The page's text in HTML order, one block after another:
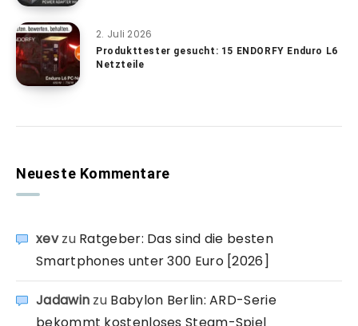
2. Juli 2026
Produkttester gesucht: 15 ENDORFY Enduro L6
Netzteile
Neueste Kommentare
xevzu Ratgeber: Das sind die besten
Smartphones unter 300 Euro [2026]
Jadawin zu Babylon Berlin: ARD-Serie
bekommt kostenloses Steam-Spiel